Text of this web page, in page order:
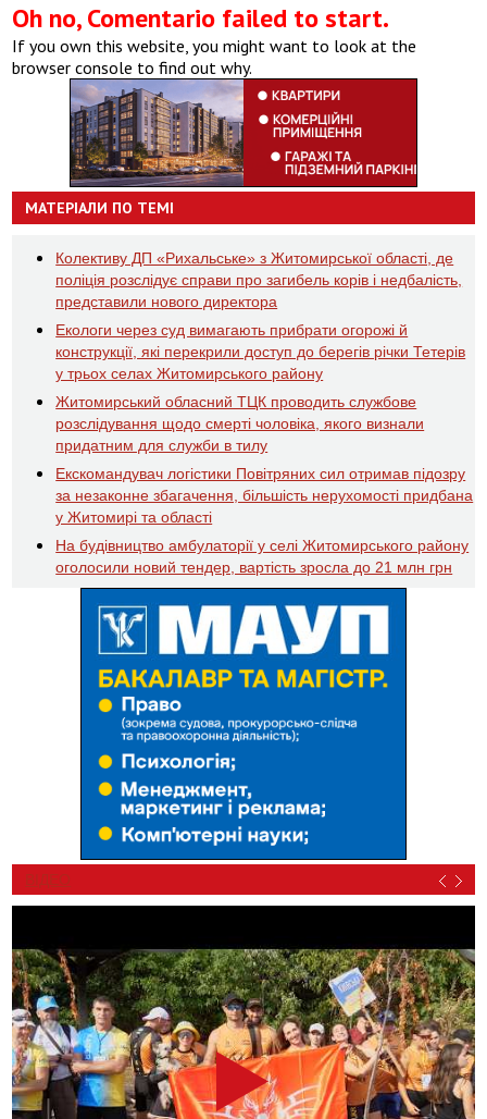
Oh no, Comentario failed to start.
If you own this website, you might want to look at the
browser console to find out why.
МАТЕРІАЛИ ПО ТЕМІ
Колективу ДП «Рихальське» з Житомирської області, де
поліція розслідує справи про загибель корів і недбалість,
представили нового директора
Екологи через суд вимагають прибрати огорожі й
конструкції, які перекрили доступ до берегів річки Тетерів
у трьох селах Житомирського району
Житомирський обласний ТЦК проводить службове
розслідування щодо смерті чоловіка, якого визнали
придатним для служби в тилу
Екскомандувач логістики Повітряних сил отримав підозру
за незаконне збагачення, більшість нерухомості придбана
у Житомирі та області
На будівництво амбулаторії у селі Житомирського району
оголосили новий тендер, вартість зросла до 21 млн грн
ВІДЕО